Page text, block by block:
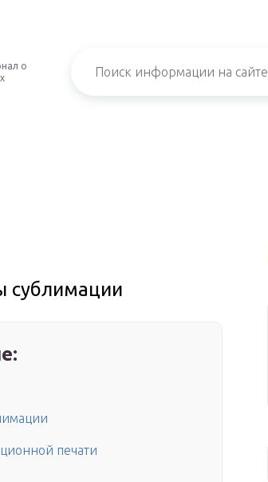
о
сублимации
печати